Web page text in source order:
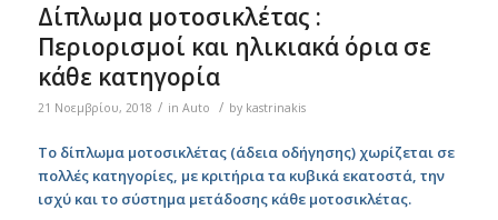
Δίπλωμα μοτοσικλέτας :
Περιορισμοί και ηλικιακά όρια σε
κάθε κατηγορία
21 Νοεμβρίου, 2018 / in Auto / by kastrinakis
Το δίπλωμα μοτοσικλέτας (άδεια οδήγησης) χωρίζεται σε
πολλές κατηγορίες, με κριτήρια τα κυβικά εκατοστά, την
ισχύ και το σύστημα μετάδοσης κάθε μοτοσικλέτας.